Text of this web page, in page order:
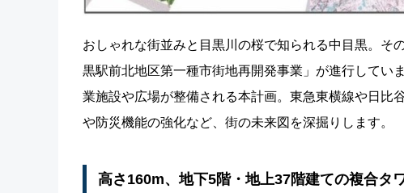
おしゃれな街並みと目黒川の桜で知られる中目黒。そ
黒駅前北地区第一種市街地再開発事業」が進行してい
業施設や広場が整備される本計画。東急東横線や日比
や防災機能の強化など、街の未来図を深掘りします。
高さ160m、地下5階・地上37階建ての複合タ